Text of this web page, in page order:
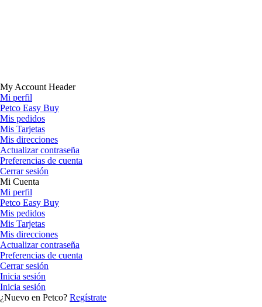
My Account Header
Mi perfil
Petco Easy Buy
Mis pedidos
Mis Tarjetas
Mis direcciones
Actualizar contraseña
Preferencias de cuenta
Cerrar sesión
Mi Cuenta
Mi perfil
Petco Easy Buy
Mis pedidos
Mis Tarjetas
Mis direcciones
Actualizar contraseña
Preferencias de cuenta
Cerrar sesión
Inicia sesión
Inicia sesión
¿Nuevo en Petco? Regístrate